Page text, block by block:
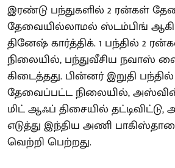
இரண்டு பந்துகளில் 2 ரன்கள்
தேவையில்லாமல் ஸ்டம்பிங் ஆகி
தினேஷ் கார்த்திக். 1 பந்தில் 2
நிலையில், பந்துவீசிய நவாஸ்
கிடைத்தது. பின்னர் இறுதி
தேவைப்பட்ட நிலையில்,
மிட் ஆஃப் திசையில்
எடுத்து இந்திய அணி
வெற்றி பெற்றது.